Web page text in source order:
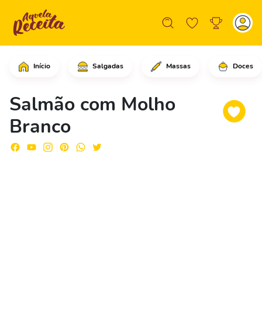
Início Salgadas Massas Doces
Salmão com Molho
Branco
Comece preparando o